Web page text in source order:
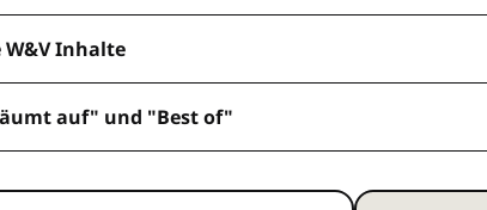
Inhalte
auf" und "Best of"